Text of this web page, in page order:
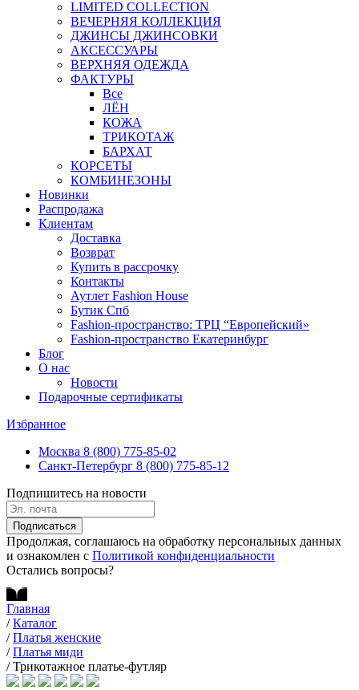
LIMITED COLLECTION
ВЕЧЕРНЯЯ КОЛЛЕКЦИЯ
ДЖИНСЫ ДЖИНСОВКИ
АКСЕССУАРЫ
ВЕРХНЯЯ ОДЕЖДА
ФАКТУРЫ
Все
ЛЁН
КОЖА
ТРИКОТАЖ
БАРХАТ
КОРСЕТЫ
КОМБИНЕЗОНЫ
Новинки
Распродажа
Клиентам
Доставка
Возврат
Купить в рассрочку
Контакты
Аутлет Fashion House
Бутик Спб
Fashion-пространство: ТРЦ “Европейский»
Fashion-пространство Екатеринбург
Блог
О нас
Новости
Подарочные сертификаты
Избранное
Москва 8 (800) 775-85-02
Санкт-Петербург 8 (800) 775-85-12
Подпишитесь на новости
Подписаться
Продолжая, соглашаюсь на обработку персональных данных
и ознакомлен с Политикой конфиденциальности
Остались вопросы?
Главная
/ Каталог
/ Платья женские
/ Платья миди
/ Трикотажное платье-футляр